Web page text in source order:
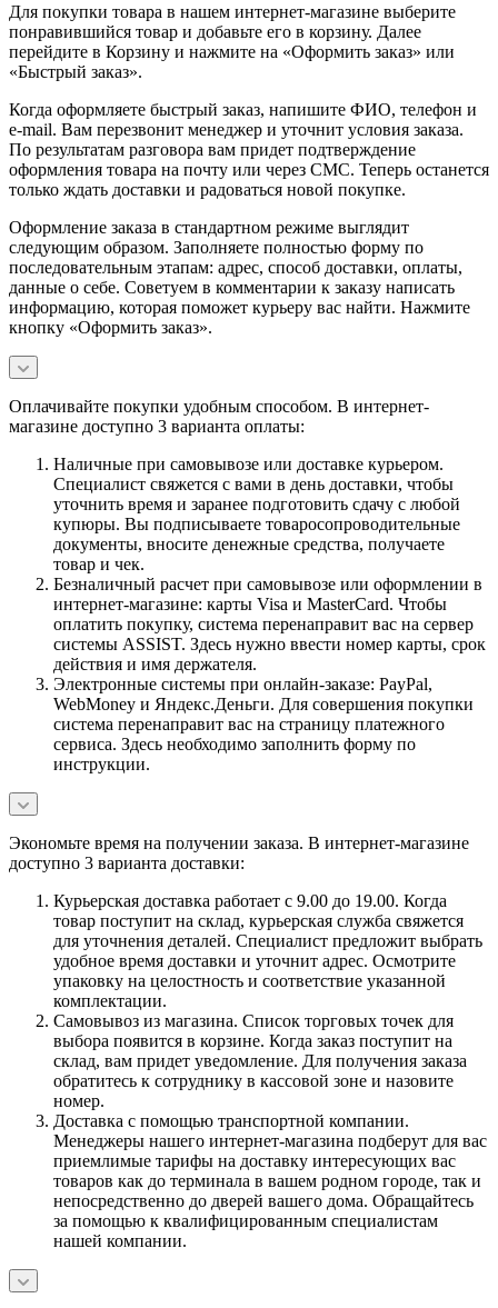
Для покупки товара в нашем интернет-магазине выберите
понравившийся товар и добавьте его в корзину. Далее
перейдите в Корзину и нажмите на «Оформить заказ» или
«Быстрый заказ».
Когда оформляете быстрый заказ, напишите ФИО, телефон и
e-mail. Вам перезвонит менеджер и уточнит условия заказа.
По результатам разговора вам придет подтверждение
оформления товара на почту или через СМС. Теперь останется
только ждать доставки и радоваться новой покупке.
Оформление заказа в стандартном режиме выглядит
следующим образом. Заполняете полностью форму по
последовательным этапам: адрес, способ доставки, оплаты,
данные о себе. Советуем в комментарии к заказу написать
информацию, которая поможет курьеру вас найти. Нажмите
кнопку «Оформить заказ».
Оплачивайте покупки удобным способом. В интернет-
магазине доступно 3 варианта оплаты:
Наличные при самовывозе или доставке курьером.
Специалист свяжется с вами в день доставки, чтобы
уточнить время и заранее подготовить сдачу с любой
купюры. Вы подписываете товаросопроводительные
документы, вносите денежные средства, получаете
товар и чек.
Безналичный расчет при самовывозе или оформлении в
интернет-магазине: карты Visa и MasterCard. Чтобы
оплатить покупку, система перенаправит вас на сервер
системы ASSIST. Здесь нужно ввести номер карты, срок
действия и имя держателя.
Электронные системы при онлайн-заказе: PayPal,
WebMoney и Яндекс.Деньги. Для совершения покупки
система перенаправит вас на страницу платежного
сервиса. Здесь необходимо заполнить форму по
инструкции.
Экономьте время на получении заказа. В интернет-магазине
доступно 3 варианта доставки:
Курьерская доставка работает с 9.00 до 19.00. Когда
товар поступит на склад, курьерская служба свяжется
для уточнения деталей. Специалист предложит выбрать
удобное время доставки и уточнит адрес. Осмотрите
упаковку на целостность и соответствие указанной
комплектации.
Самовывоз из магазина. Список торговых точек для
выбора появится в корзине. Когда заказ поступит на
склад, вам придет уведомление. Для получения заказа
обратитесь к сотруднику в кассовой зоне и назовите
номер.
Доставка с помощью транспортной компании.
Менеджеры нашего интернет-магазина подберут для вас
приемлимые тарифы на доставку интересующих вас
товаров как до терминала в вашем родном городе, так и
непосредственно до дверей вашего дома. Обращайтесь
за помощью к квалифицированным специалистам
нашей компании.